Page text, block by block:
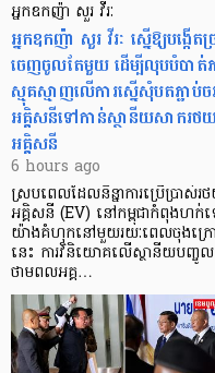
អ្នកឧកញ៉ា សួរ វីរៈ
អ្នកឧកញ៉ា សួរ វីរៈ ស្នើឱ្យបង្កើត
ចេញចូលតែមួយ ដើម្បីលុបបំបាត់
ស្មុគស្មាញលើការស្នើសុំបតភ្ជាប់ច
អគ្គិសនីទៅកាន់ស្ថានីយសាករថយ
អគ្គិសនី
6 hours ago
ស្របពេលដែលនិន្នាការប្រើប្រាស់រថ
អគ្គិសនី (EV) នៅកម្ពុជាកំពុងហក់
យ៉ាងគំហុកនៅមួយរយៈពេលចុងក្
នេះ ការវិនិយោគលើស្ថានីយបញ្ចូល
ថាមពលអគ្គ…